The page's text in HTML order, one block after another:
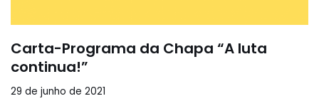
Carta-Programa da Chapa “A luta
continua!”
29 de junho de 2021